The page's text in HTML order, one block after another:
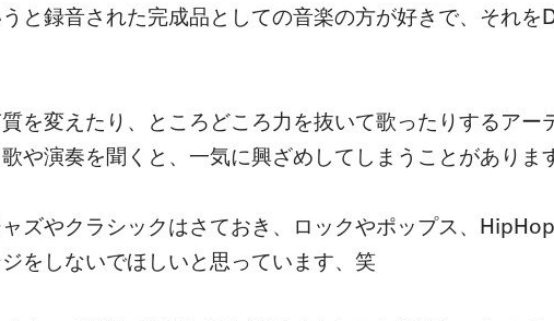
と録音された完成品としての音楽の方が好きで、それを
を変えたり、ところどころ力を抜いて歌ったりするアー
や演奏を聞くと、一気に興ざめしてしまうことがありま
ズやクラシックはさておき、ロックやポップス、
をしないでほしいと思っています、笑